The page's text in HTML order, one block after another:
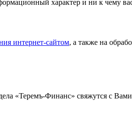
характер и ни к чему
интернет-сайтом, а также на
«Теремъ-Финанс» свяжутся с